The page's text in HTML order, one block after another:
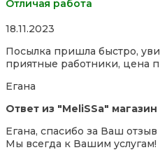
Отличая работа
Rated
out
of
18.11.2023
Посылка пришла быстро,
приятные работники, цена
Егана
Ответ из "MeliSSa"
Егана, спасибо за Ваш
Мы всегда к Вашим услугам!